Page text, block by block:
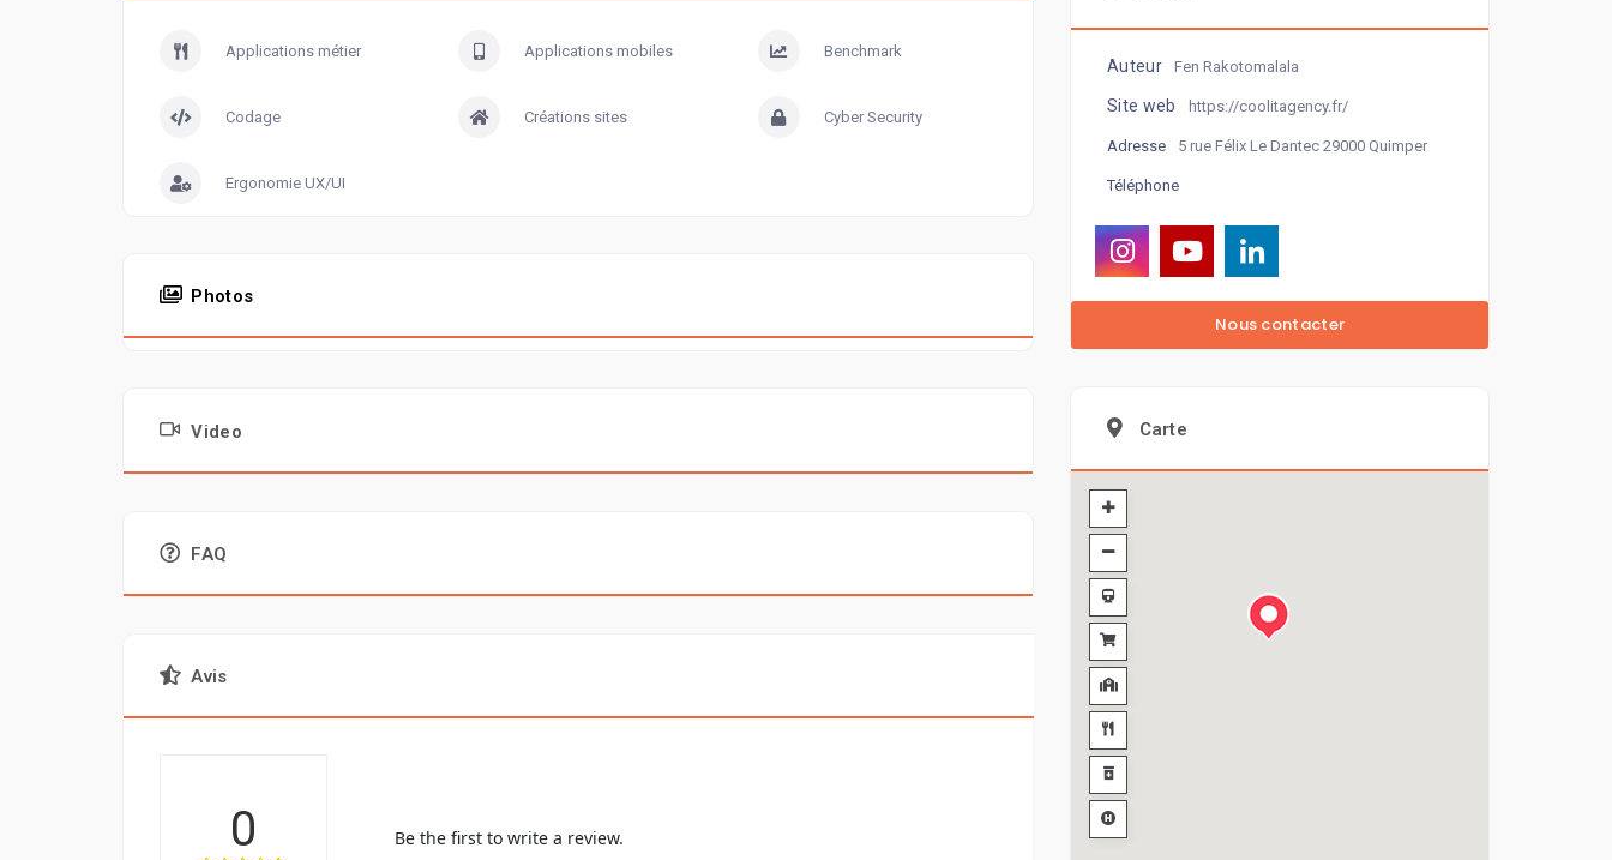
Applications métier Applications mobiles Benchmark
Codage Créations sites Cyber Security
Ergonomie UX/UI
Photos
Video
FAQ
Avis
0 Be the first to write a review.
Auteur Fen Rakotomalala
Site web https://coolitagency.fr/
Adresse 5 rue Félix Le Dantec 29000 Quimper
Téléphone
Carte